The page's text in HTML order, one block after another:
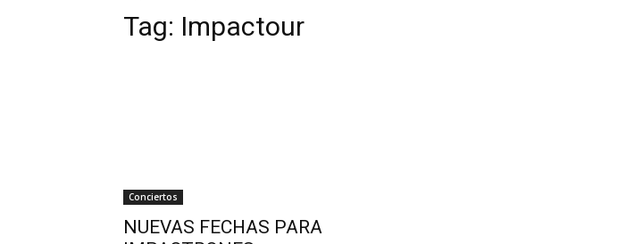
Tag: Impactour
Conciertos
NUEVAS FECHAS PARA